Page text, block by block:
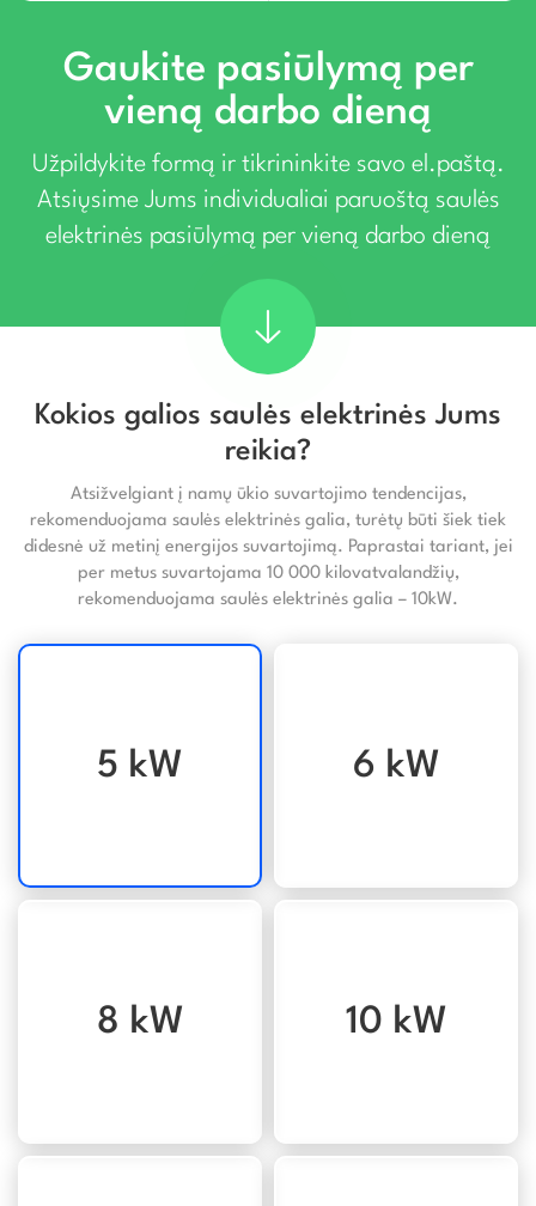
Gaukite pasiūlymą per
vieną darbo dieną
Užpildykite formą ir tikrininkite savo el.paštą.
Atsiųsime Jums individualiai paruoštą saulės
elektrinės pasiūlymą per vieną darbo dieną
Kokios galios saulės elektrinės Jums
reikia?
Atsižvelgiant į namų ūkio suvartojimo tendencijas,
rekomenduojama saulės elektrinės galia, turėtų būti šiek tiek
didesnė už metinį energijos suvartojimą. Paprastai tariant, jei
per metus suvartojama 10 000 kilovatvalandžių,
rekomenduojama saulės elektrinės galia – 10kW.
5 kW 6 kW
8 kW 10 kW